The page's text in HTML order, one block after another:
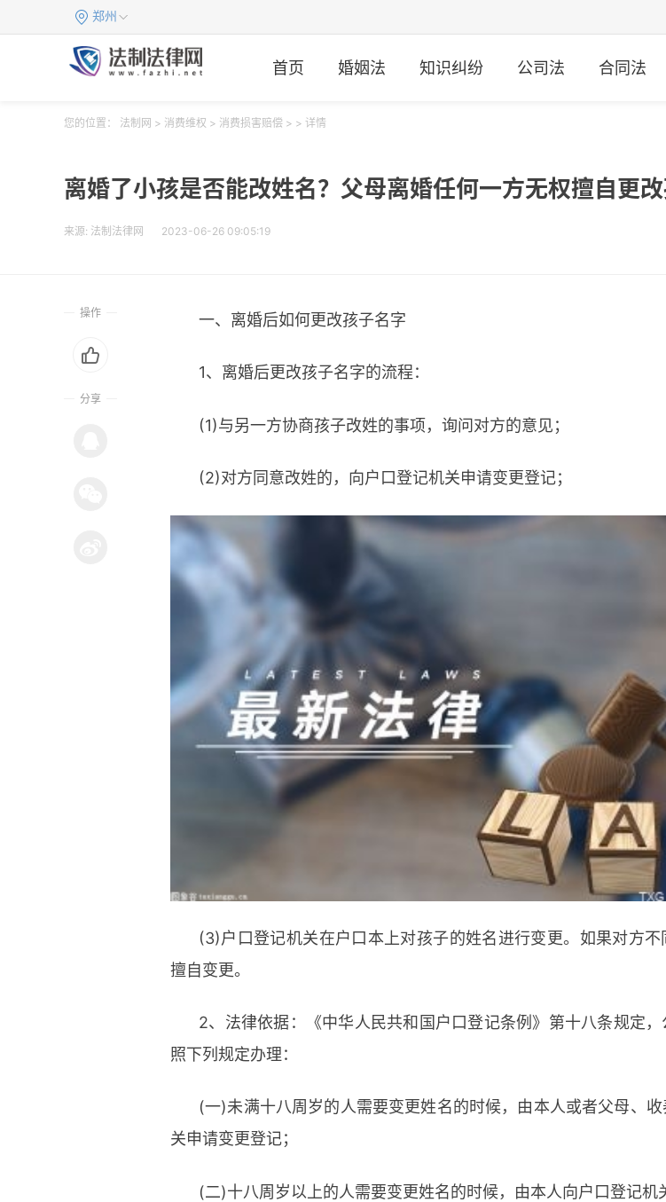
郑州
首页 婚姻法 知识纠纷 公司法 合同法
您的位置： 法制网 > 消费维权 > 消费损害赔偿 > > 详情
离婚了小孩是否能改姓名？父母离婚任何一方无权擅自更
来源: 法制法律网 2023-06-26 09:05:19
一、离婚后如何更改孩子名字
1、离婚后更改孩子名字的流程：
(1)与另一方协商孩子改姓的事项，询问对方的意见；
(2)对方同意改姓的，向户口登记机关申请变更登记；
(3)户口登记机关在户口本上对孩子的姓名进行变更。如果对方
擅自变更。
2、法律依据：《中华人民共和国户口登记条例》第十八条规定
照下列规定办理：
(一)未满十八周岁的人需要变更姓名的时候，由本人或者父母、
关申请变更登记；
(二)十八周岁以上的人需要变更姓名的时候，由本人向户口登记机
操作
分享